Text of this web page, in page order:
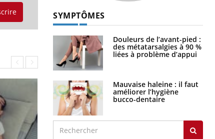
SYMPTÔMES
Douleurs de l’avant-pied :
des métatarsalgies à 90 %
liées à problème d’appui
Mauvaise haleine : il faut
améliorer l’hygiène
bucco-dentaire